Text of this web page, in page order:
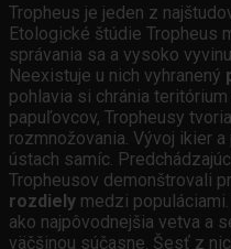
Tropheus je jeden z
Etologické štúdie Tropheus
správania sa a vysoko
Neexistuje u nich vyhranený
pohlavia si chránia
papuľovcov, Tropheusy
rozmnožovania. Vývoj ikier
ústach samíc.
Tropheusov demonštrovali
rozdiely medzi populáciami.
ako najpôvodnejšia vetva a
väčšinou súčasne. Šesť z